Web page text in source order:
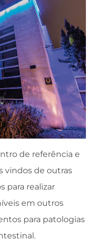
de referência e
vindos de outras
para realizar
em outros
para patologias